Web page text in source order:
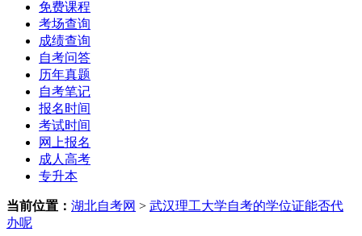
免费课程
考场查询
成绩查询
自考问答
历年真题
自考笔记
报名时间
考试时间
网上报名
成人高考
专升本
当前位置： 湖北自考网 > 武汉理工大学自考的学位证能否代
办呢